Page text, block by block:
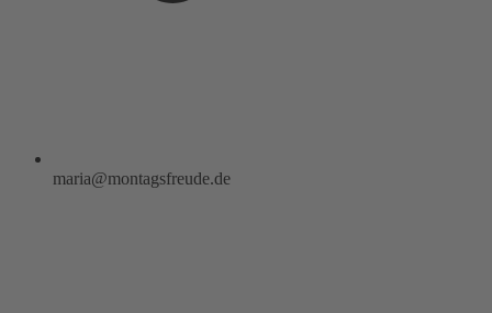
maria@montagsfreude.de